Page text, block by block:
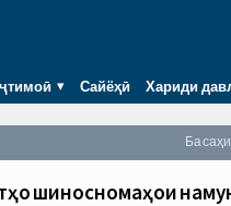
Сайёҳӣ Хариди
Ба
шиносномаҳои